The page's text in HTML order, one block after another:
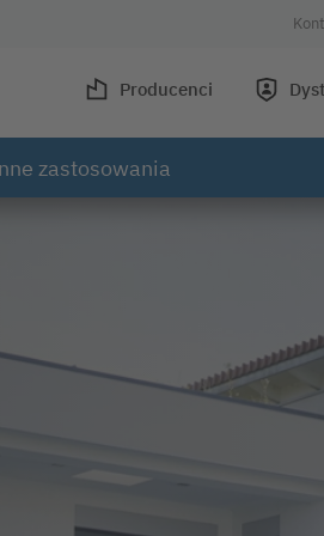
LinkedIn
Producenci
zastosowania